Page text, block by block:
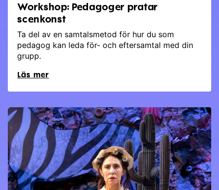
Workshop: Pedagoger pratar
scenkonst
Ta del av en samtalsmetod för hur du som
pedagog kan leda för- och eftersamtal med din
grupp.
Läs mer